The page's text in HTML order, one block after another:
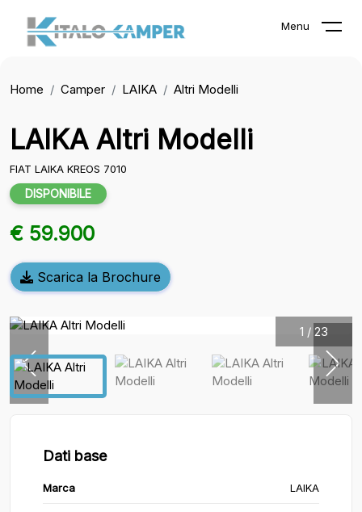
Menu
Home Camper LAIKA Altri Modelli
LAIKA Altri Modelli
FIAT LAIKA KREOS 7010
DISPONIBILE
€ 59.900
Scarica la Brochure
1 / 23
Dati base
Marca LAIKA